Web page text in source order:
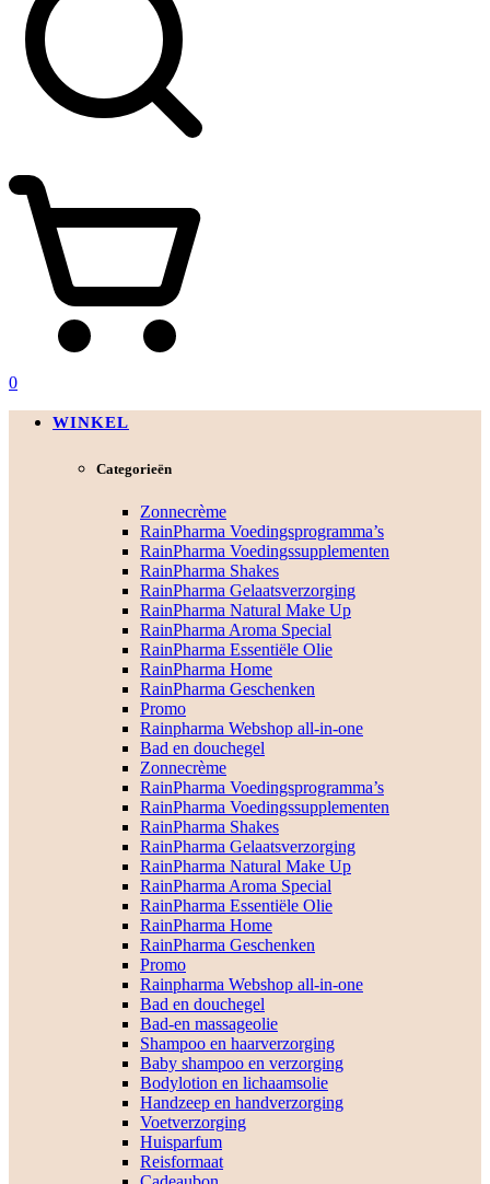
0
WINKEL
Categorieën
Zonnecrème
RainPharma Voedingsprogramma’s
RainPharma Voedingssupplementen
RainPharma Shakes
RainPharma Gelaatsverzorging
RainPharma Natural Make Up
RainPharma Aroma Special
RainPharma Essentiële Olie
RainPharma Home
RainPharma Geschenken
Promo
Rainpharma Webshop all-in-one
Bad en douchegel
Zonnecrème
RainPharma Voedingsprogramma’s
RainPharma Voedingssupplementen
RainPharma Shakes
RainPharma Gelaatsverzorging
RainPharma Natural Make Up
RainPharma Aroma Special
RainPharma Essentiële Olie
RainPharma Home
RainPharma Geschenken
Promo
Rainpharma Webshop all-in-one
Bad en douchegel
Bad-en massageolie
Shampoo en haarverzorging
Baby shampoo en verzorging
Bodylotion en lichaamsolie
Handzeep en handverzorging
Voetverzorging
Huisparfum
Reisformaat